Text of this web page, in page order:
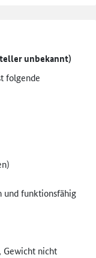
unbekannt)
folgende
und funktionsfähig
Gewicht nicht